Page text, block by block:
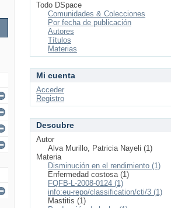
Todo DSpace
Comunidades & Colecciones
Por fecha de publicación
Autores
Títulos
Materias
Mi cuenta
Acceder
Registro
Descubre
Autor
Alva Murillo, Patricia Nayeli (1)
Materia
Disminución en el rendimiento (1)
Enfermedad costosa (1)
FQFB-L-2008-0124 (1)
info:eu-repo/classification/cti/3 (1)
Mastitis (1)